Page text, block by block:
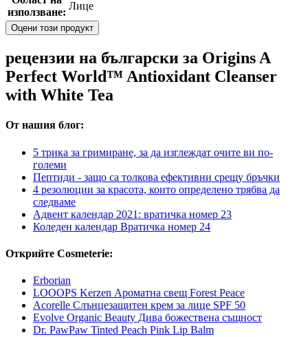
използване:
Лице
Оцени този продукт
рецензии на български за Origins A
Perfect World™ Antioxidant Cleanser
with White Tea
От нашия блог:
5 трика за гримиране, за да изглеждат очите ви по-
големи
Пептиди - защо са толкова ефективни срещу бръчки
4 резолюции за красота, които определено трябва да
следваме
Адвент календар 2021: вратичка номер 23
Коледен календар Вратичка номер 24
Открийте Cosmeterie:
Erborian
LOOOPS Kerzen Ароматна свещ Forest Peace
Acorelle Слънцезащитен крем за лице SPF 50
Evolve Organic Beauty Дива божествена същност
Dr. PawPaw Tinted Peach Pink Lip Balm